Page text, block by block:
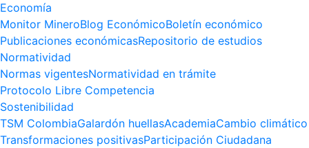
Economía
Monitor MineroBlog EconómicoBoletín económico
Publicaciones económicasRepositorio de estudios
Normatividad
Normas vigentesNormatividad en trámite
Protocolo Libre Competencia
Sostenibilidad
TSM ColombiaGalardón huellasAcademiaCambio climático
Transformaciones positivasParticipación Ciudadana